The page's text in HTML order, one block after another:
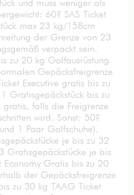
und muss weniger als
60? SAS Ticket
max 23 kg/158cm
der Grenze von 23
verpackt sein.
zu 20 kg Golfausrüstung
Gepäcksfreigrenze
Executive gratis bis zu
Gratisgepäckstück bis zu
falls die Freigrenze
wird. Sonst: 50?
1 Paar Golfschuhe).
je bis zu 32
Gratisgepäckstücke je bis
Gratis bis zu 20
der Gepäcksfreigrenze
zu 30 kg TAAG Ticket